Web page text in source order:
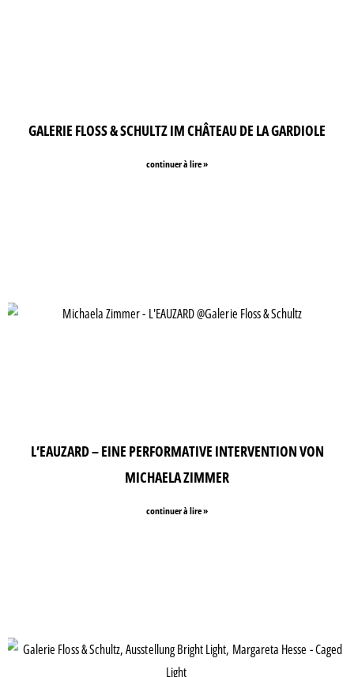
GALERIE FLOSS & SCHULTZ IM CHÂTEAU DE LA GARDIOLE
continuer à lire »
L’EAUZARD – EINE PERFORMATIVE INTERVENTION VON
MICHAELA ZIMMER
continuer à lire »